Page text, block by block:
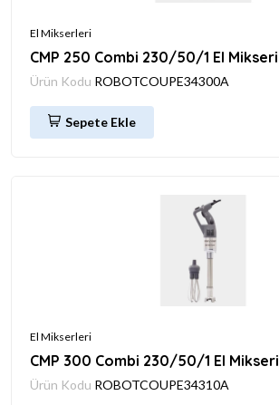
El Mikserleri
CMP 250 Combi 230/50/1 El Mikseri
Ürün Kodu ROBOTCOUPE34300A
Sepete Ekle
El Mikserleri
CMP 300 Combi 230/50/1 El Mikseri
Ürün Kodu ROBOTCOUPE34310A